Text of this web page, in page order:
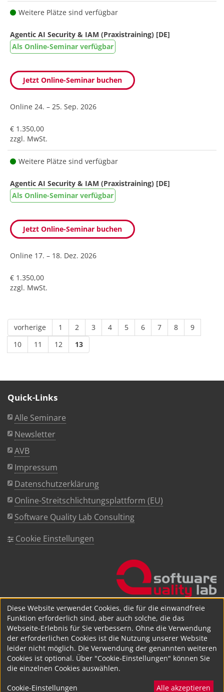
Weitere Plätze sind verfügbar
Agentic AI Security & IAM (Praxistraining) [DE]
Als Online-Seminar verfügbar
Jetzt Online-Seminar buchen
Online 24. – 25. Sep. 2026
€ 1.350,00
zzgl. MwSt.
Weitere Plätze sind verfügbar
Agentic AI Security & IAM (Praxistraining) [DE]
Als Online-Seminar verfügbar
Jetzt Online-Seminar buchen
Online 17. – 18. Dez. 2026
€ 1.350,00
zzgl. MwSt.
vorherige 1 2 3 4 5 6 7 8
9
10
11 12 13
Quick-Links
Alle Seminare
Newsletter
AVB
Impressum
Datenschutzerklärung
Online-Streitschlichtungsplattform (EU)
Software Quality Lab Consulting
Cookie Einstellungen
Diese Website verwendet Cookies, die für die einwandfreie
Funktion erforderlich sind, aber auch solche, die das
Webseite-Erlebnis für Sie verbessern. Ohne die Verwendung
der erforderlichen Cookies ist die Nutzung unserer Website
leider nicht möglich. Die Verwendung der genannten weiteren
Cookies ist optional. Über "Cookie-Einstellungen" können Sie
die einzelnen Cookies auswählen.
Cookie-Einstellungen Alle akzeptieren